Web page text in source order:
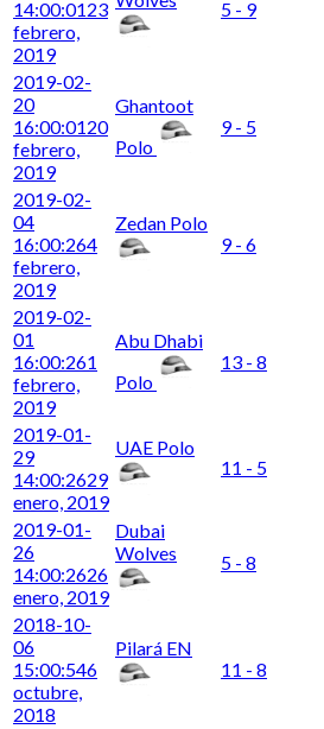
14:00:0123
febrero,
2019
5 - 9
2019-02-
20
16:00:0120
febrero,
2019
Ghantoot
Polo
9 - 5
2019-02-
04
16:00:264
febrero,
2019
Zedan Polo
9 - 6
2019-02-
01
16:00:261
febrero,
2019
Abu Dhabi
Polo
13 - 8
2019-01-
29
14:00:2629
enero, 2019
UAE Polo
11 - 5
2019-01-
26
14:00:2626
enero, 2019
Dubai
Wolves
5 - 8
2018-10-
06
15:00:546
octubre,
2018
Pilará EN
11 - 8